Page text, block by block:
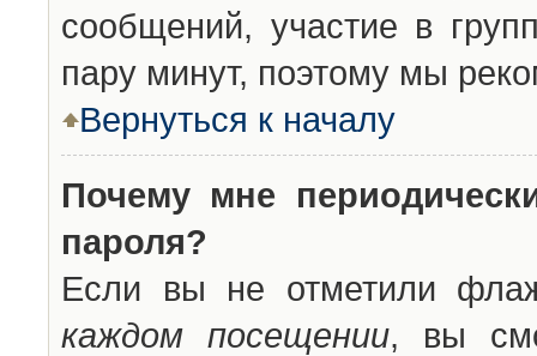
сообщений, участие в
пару минут, поэтому мы
Вернуться к началу
Почему мне
пароля?
Если вы не отметили
каждом посещении, вы